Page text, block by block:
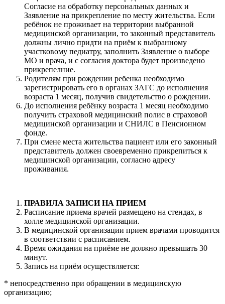
Согласие на обработку персональных данных и
Заявление на прикрепление по месту жительства. Если
ребёнок не проживает на территории выбранной
медицинской организации, то законный представитель
должны лично придти на приём к выбранному
участковому педиатру, заполнить Заявление о выборе
МО и врача, и с согласия доктора будет произведено
прикрепелние.
Родителям при рождении ребенка необходимо
зарегистрировать его в органах ЗАГС до исполнения
возраста 1 месяц, получив свидетельство о рождении.
До исполнения ребёнку возраста 1 месяц необходимо
получить страховой медицинский полис в страховой
медицинской организации и СНИЛС в Пенсионном
фонде.
При смене места жительства пациент или его законный
представитель должен своевременно прикрепиться к
медицинской организации, согласно адресу
проживания.
ПРАВИЛА ЗАПИСИ НА ПРИЕМ
Расписание приема врачей размещено на стендах, в
холле медицинской организации.
В медицинской организации прием врачами проводится
в соответствии с расписанием.
Время ожидания на приёме не должно превышать 30
минут.
Запись на приём осуществляется:
* непосредственно при обращении в медицинскую
организацию;